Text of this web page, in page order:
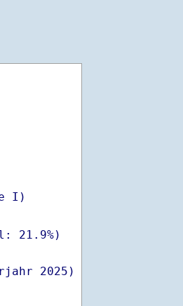
I)
2025)